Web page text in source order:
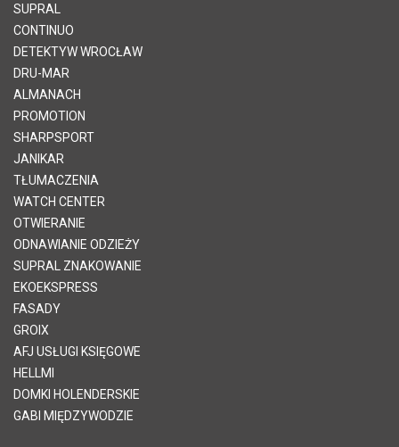
SUPRAL
CONTINUO
DETEKTYW WROCŁAW
DRU-MAR
ALMANACH
PROMOTION
SHARPSPORT
JANIKAR
TŁUMACZENIA
WATCH CENTER
OTWIERANIE
ODNAWIANIE ODZIEŻY
SUPRAL ZNAKOWANIE
EKOEKSPRESS
FASADY
GROIX
AFJ USŁUGI KSIĘGOWE
HELLMI
DOMKI HOLENDERSKIE
GABI MIĘDZYWODZIE